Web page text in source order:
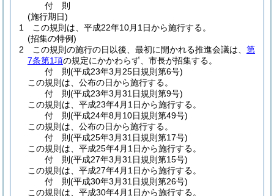
付 則
(施行期日)
1
この規則は、平成22年10月1日から施行する。
(招集の特例)
2
この規則の施行の日以後、最初に開かれる推進会議は、 第
7条第1項の規定にかかわらず、市長が招集する。
付 則(平成23年3月25日規則第6号)
この規則は、公布の日から施行する。
付 則(平成23年3月31日規則第9号)
この規則は、平成23年4月1日から施行する。
付 則(平成24年8月10日規則第49号)
この規則は、公布の日から施行する。
付 則(平成25年3月31日規則第17号)
この規則は、平成25年4月1日から施行する。
付 則(平成27年3月31日規則第15号)
この規則は、平成27年4月1日から施行する。
付 則(平成30年3月31日規則第26号)
この規則は、平成30年4月1日から施行する。